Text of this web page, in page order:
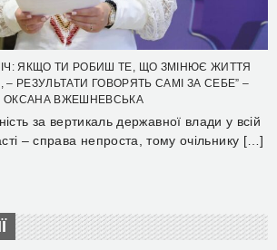
ЯКЩО ТИ РОБИШ ТЕ, ЩО ЗМІНЮЄ ЖИТТЯ
РЕЗУЛЬТАТИ ГОВОРЯТЬ САМІ ЗА СЕБЕ” –
ОКСАНА ВЖЕШНЕВСЬКА
за вертикаль державної влади у всій
– справа непроста, тому очільнику […]